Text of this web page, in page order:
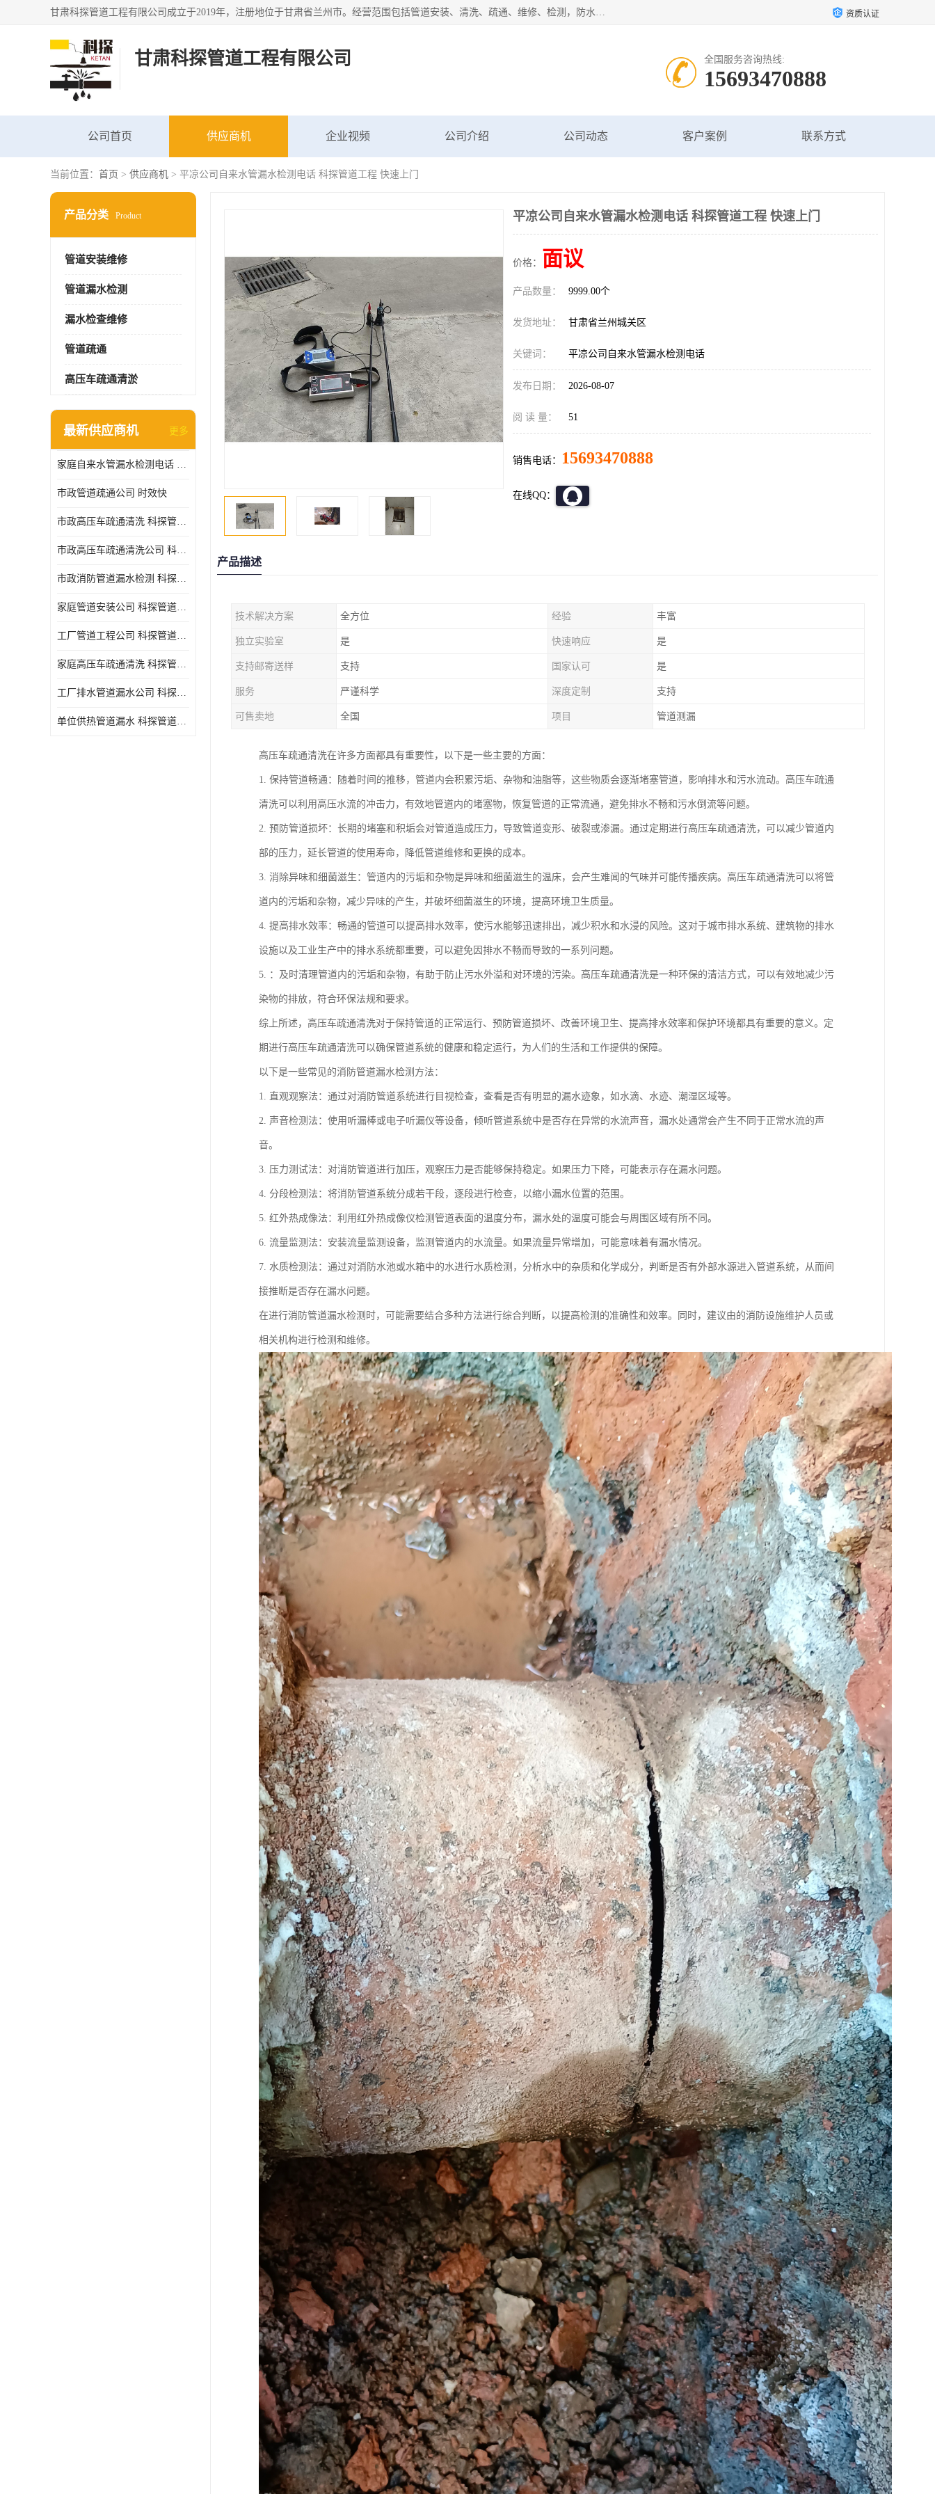
甘肃科探管道工程有限公司成立于2019年，注册地位于甘肃省兰州市。经营范围包括管道安装、清洗、疏通、维修、检测，防水工程，工程钻孔，化粪池清理，暖气安装，给排水管道安装维修，室内外管道如消防、供水、供热管道漏水检测定位，室内外防水堵漏等。 资质认证
甘肃科探管道工程有限公司 全国服务咨询热线:
15693470888
公司首页 供应商机 企业视频 公司介绍 公司动态 客户案例 联系方式
当前位置： 首页 > 供应商机 > 平凉公司自来水管漏水检测电话 科探管道工程 快速上门
产品分类 Product
管道安装维修
管道漏水检测
漏水检查维修
管道疏通
高压车疏通清淤
最新供应商机 更多
家庭自来水管漏水检测电话 服务周到
市政管道疏通公司 时效快
市政高压车疏通清洗 科探管道工程 设备齐
市政高压车疏通清洗公司 科探管道工程 经验丰富
市政消防管道漏水检测 科探管道工程 快速上门
家庭管道安装公司 科探管道工程 团队服务
工厂管道工程公司 科探管道工程 时效快
家庭高压车疏通清洗 科探管道工程 服务周到
工厂排水管道漏水公司 科探管道工程 快速上门
单位供热管道漏水 科探管道工程 设备齐
平凉公司自来水管漏水检测电话 科探管道工程 快速上门
价格： 面议
产品数量： 9999.00个
发货地址： 甘肃省兰州城关区
关键词： 平凉公司自来水管漏水检测电话
发布日期： 2026-08-07
阅 读 量： 51
销售电话： 15693470888
在线QQ：
产品描述
技术解决方案 全方位 经验 丰富
独立实验室 是 快速响应 是
支持邮寄送样 支持 国家认可 是
服务 严谨科学 深度定制 支持
可售卖地 全国 项目 管道测漏
高压车疏通清洗在许多方面都具有重要性，以下是一些主要的方面：
1. 保持管道畅通：随着时间的推移，管道内会积累污垢、杂物和油脂等，这些物质会逐渐堵塞管道，影响排水和污水流动。高压车疏通
清洗可以利用高压水流的冲击力，有效地管道内的堵塞物，恢复管道的正常流通，避免排水不畅和污水倒流等问题。
2. 预防管道损坏：长期的堵塞和积垢会对管道造成压力，导致管道变形、破裂或渗漏。通过定期进行高压车疏通清洗，可以减少管道内
部的压力，延长管道的使用寿命，降低管道维修和更换的成本。
3. 消除异味和细菌滋生：管道内的污垢和杂物是异味和细菌滋生的温床，会产生难闻的气味并可能传播疾病。高压车疏通清洗可以将管
道内的污垢和杂物，减少异味的产生，并破坏细菌滋生的环境，提高环境卫生质量。
4. 提高排水效率：畅通的管道可以提高排水效率，使污水能够迅速排出，减少积水和水浸的风险。这对于城市排水系统、建筑物的排水
设施以及工业生产中的排水系统都重要，可以避免因排水不畅而导致的一系列问题。
5. ：及时清理管道内的污垢和杂物，有助于防止污水外溢和对环境的污染。高压车疏通清洗是一种环保的清洁方式，可以有效地减少污
染物的排放，符合环保法规和要求。
综上所述，高压车疏通清洗对于保持管道的正常运行、预防管道损坏、改善环境卫生、提高排水效率和保护环境都具有重要的意义。定
期进行高压车疏通清洗可以确保管道系统的健康和稳定运行，为人们的生活和工作提供的保障。
以下是一些常见的消防管道漏水检测方法：
1. 直观观察法：通过对消防管道系统进行目视检查，查看是否有明显的漏水迹象，如水滴、水迹、潮湿区域等。
2. 声音检测法：使用听漏棒或电子听漏仪等设备，倾听管道系统中是否存在异常的水流声音，漏水处通常会产生不同于正常水流的声
音。
3. 压力测试法：对消防管道进行加压，观察压力是否能够保持稳定。如果压力下降，可能表示存在漏水问题。
4. 分段检测法：将消防管道系统分成若干段，逐段进行检查，以缩小漏水位置的范围。
5. 红外热成像法：利用红外热成像仪检测管道表面的温度分布，漏水处的温度可能会与周围区域有所不同。
6. 流量监测法：安装流量监测设备，监测管道内的水流量。如果流量异常增加，可能意味着有漏水情况。
7. 水质检测法：通过对消防水池或水箱中的水进行水质检测，分析水中的杂质和化学成分，判断是否有外部水源进入管道系统，从而间
接推断是否存在漏水问题。
在进行消防管道漏水检测时，可能需要结合多种方法进行综合判断，以提高检测的准确性和效率。同时，建议由的消防设施维护人员或
相关机构进行检测和维修。